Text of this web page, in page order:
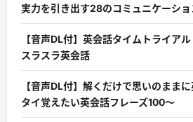
実力を引き出す28のコミュニケーシ
【音声DL付】英会話タイムトライア
スラスラ英会話
【音声DL付】解くだけで思いのまま
タイ覚えたい英会話フレーズ100〜